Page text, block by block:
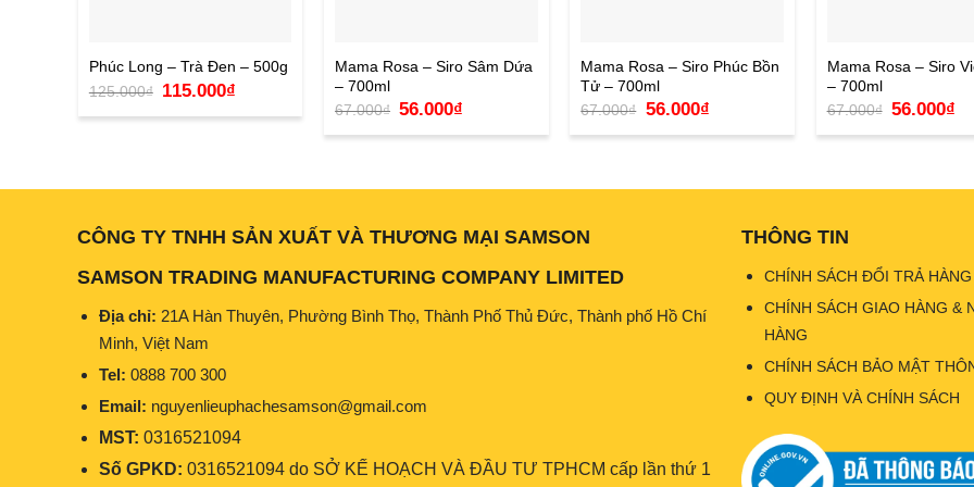
Phúc Long – Trà Đen – 500g
125.000₫ Giá
là:
115.000₫
tại
Mama Rosa – Siro Sâm Dứa
– 700ml
67.000₫ Giá
là:
56.000₫
tại
Mama Rosa – Siro Phúc Bồn
Tử – 700ml
67.000₫
Giá
là:
56.000₫Giá
tại
Mama Rosa – Siro
– 700ml
67.000₫ Giá
là:
56.000₫Giá
tại
CÔNG TY TNHH SẢN XUẤT VÀ THƯƠNG MẠI SAMSON
SAMSON TRADING MANUFACTURING COMPANY LIMITED
Địa chỉ: 21A Hàn Thuyên, Phường Bình Thọ, Thành Phố Thủ Đức, Thành phố Hồ Chí
Minh, Việt Nam
Tel:0888 700 300
Email: nguyenlieuphachesamson@gmail.com
MST:0316521094
Số GPKD:0316521094 do SỞ KẾ HOẠCH VÀ ĐẦU TƯ TPHCM cấp lần thứ 1
THÔNG TIN
CHÍNH SÁCH ĐỔI TRẢ HÀNG
CHÍNH SÁCH GIAO HÀNG &
HÀNG
CHÍNH SÁCH BẢO MẬT
QUY ĐỊNH VÀ CHÍNH SÁCH